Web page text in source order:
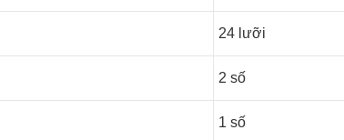
24 lưỡi
2 số
1 số